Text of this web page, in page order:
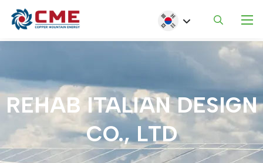
주요 콘텐츠로 건너뛰기
Select your language
REHAB ITALIAN DESIGN
CO., LTD